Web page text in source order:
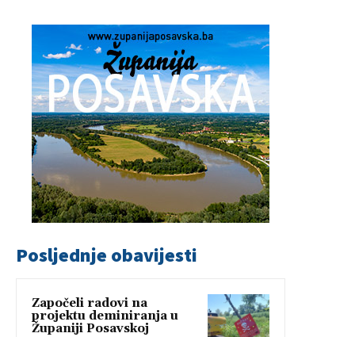
Posljednje obavijesti
Započeli radovi na
projektu deminiranja u
Županiji Posavskoj